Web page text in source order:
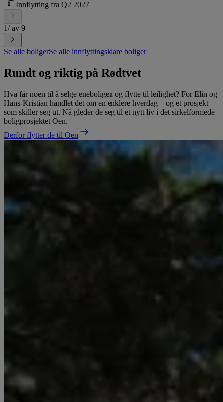
Innflytting fra Q2 2027
1/av 9
Se alle boligerSe alle innflyttingsklare boliger
Rundt og riktig på Rødtvet
Hva får noen til å selge eneboligen og flytte til leilighet? For Elin og
Hans-Kristian handlet det om en enklere hverdag – og et prosjekt
som skiller seg ut. Nå gleder de seg til et nytt liv i det sirkelformede
boligprosjektet Oen.
Derfor flytter de til Oen